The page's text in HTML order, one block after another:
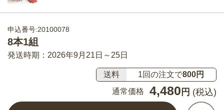
申込番号:20100078
8本1組
発送時期：2026年9月21日～25日
送料 1回の注文で800円
通常価格
4,480 円 (税込)